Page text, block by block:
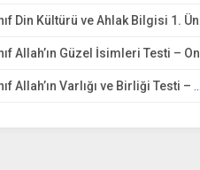
Kültürü ve Ahlak Bilgisi 1. Ünite: Allah İnancı Çalışmaları
Allah’ın Güzel İsimleri Testi – Online Çöz
Allah’ın Varlığı ve Birliği Testi – Online Çöz